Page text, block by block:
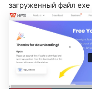
загруженный файл